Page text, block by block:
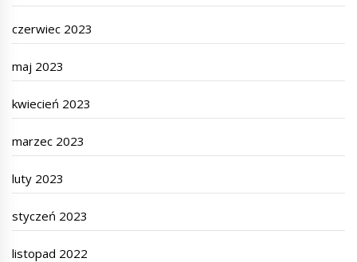
czerwiec 2023
maj 2023
kwiecień 2023
marzec 2023
luty 2023
styczeń 2023
listopad 2022